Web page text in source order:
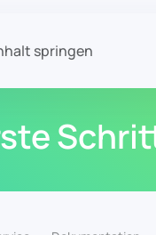
springen